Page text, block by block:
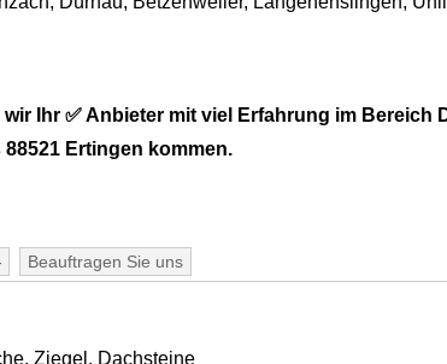
Ihr ✅ Anbieter mit viel Erfahrung im
Ertingen kommen.
Beauftragen Sie uns